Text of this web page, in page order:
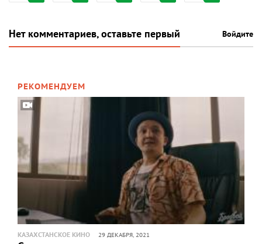
Нет комментариев, оставьте первый Войдите
РЕКОМЕНДУЕМ
КАЗАХСТАНСКОЕ КИНО 29 ДЕКАБРЯ, 2021